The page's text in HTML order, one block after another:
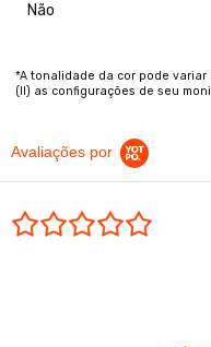
Não
*A tonalidade da cor pode
(II) as configurações de seu
Avaliações por